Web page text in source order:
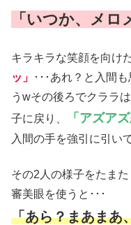
「いつか、メ
キラキラな笑顔を向け
ッ」
･･･あれ？と入間
うwその後ろでクララは
子に戻り、
「アズア
入間の手を強引に引い
その2人の様子をたま
審美眼を使うと･･･
「あら？まあまあ